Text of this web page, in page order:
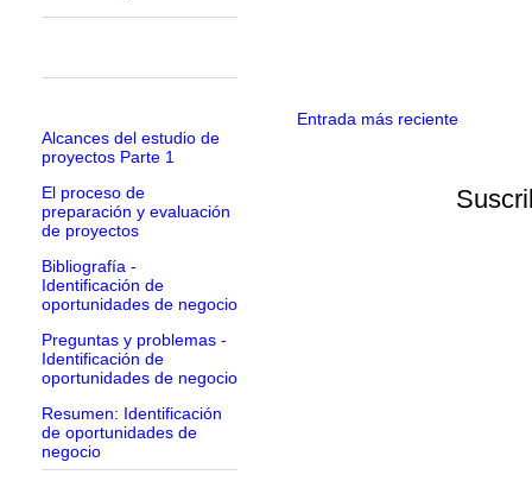
Entrada más reciente
Alcances del estudio de
proyectos Parte 1
El proceso de
preparación y evaluación
de proyectos
Bibliografía -
Identificación de
oportunidades de negocio
Preguntas y problemas -
Identificación de
oportunidades de negocio
Resumen: Identificación
de oportunidades de
negocio